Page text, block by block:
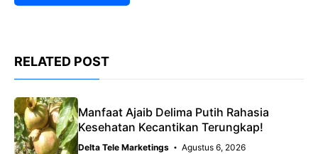
RELATED POST
Manfaat Ajaib Delima Putih Rahasia
Kesehatan Kecantikan Terungkap!
Delta Tele Marketings Agustus 6, 2026